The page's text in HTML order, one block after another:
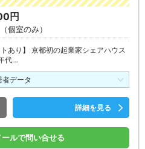
円
個室のみ）
あり】 京都初の起業家シェアハウス
代…
者データ
詳細を見る
ルで問い合せる